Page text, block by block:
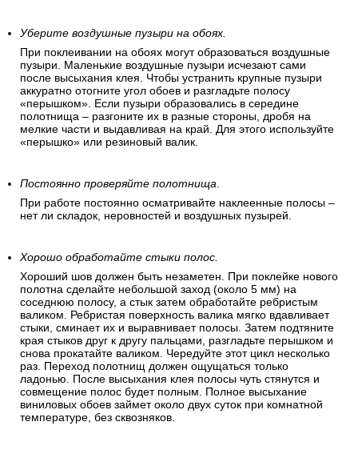
Уберите воздушные пузыри на обоях.
При поклеивании на обоях могут образоваться воздушные
пузыри. Маленькие воздушные пузыри исчезают сами
после высыхания клея. Чтобы устранить крупные пузыри
аккуратно отогните угол обоев и разгладьте полосу
«перышком». Если пузыри образовались в середине
полотнища – разгоните их в разные стороны, дробя на
мелкие части и выдавливая на край. Для этого используйте
«перышко» или резиновый валик.
Постоянно проверяйте полотнища.
При работе постоянно осматривайте наклеенные полосы –
нет ли складок, неровностей и воздушных пузырей.
Хорошо обработайте стыки полос.
Хороший шов должен быть незаметен. При поклейке нового
полотна сделайте небольшой заход (около 5 мм) на
соседнюю полосу, а стык затем обработайте ребристым
валиком. Ребристая поверхность валика мягко вдавливает
стыки, сминает их и выравнивает полосы. Затем подтяните
края стыков друг к другу пальцами, разгладьте перышком и
снова прокатайте валиком. Чередуйте этот цикл несколько
раз. Переход полотнищ должен ощущаться только
ладонью. После высыхания клея полосы чуть стянутся и
совмещение полос будет полным. Полное высыхание
виниловых обоев займет около двух суток при комнатной
температуре, без сквозняков.